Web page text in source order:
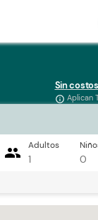
Sin
info_outline Aplican
people Adultos
1 0